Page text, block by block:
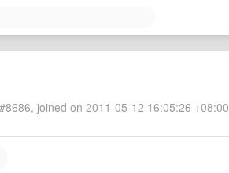
joined on 2011-05-12 16:05:26 +08:00